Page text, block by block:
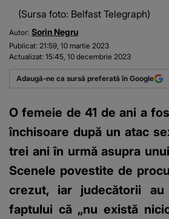
(Sursa foto: Belfast Telegraph)
Autor: Sorin Negru
Publicat: 21:59, 10 martie 2023
Actualizat: 15:45, 10 decembrie 2023
Adaugă-ne ca sursă preferată în Google
O femeie de 41 de ani a
închisoare după un atac
trei ani în urmă asupra
Scenele povestite de
crezut, iar judecătorii au
faptului că „nu există